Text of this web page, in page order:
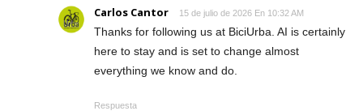
Carlos Cantor 15 de julio de 2026 En 10:32 AM
Thanks for following us at BiciUrba. AI is certainly
here to stay and is set to change almost
everything we know and do.
Respuesta